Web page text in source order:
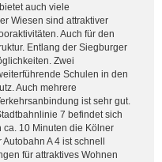
auch viele
Wiesen sind attraktiver
Auch für den
Entlang der Siegburger
Zwei
Schulen in den
Auch mehrere
ist sehr gut.
7 befindet sich
ca. 10 Minuten die Kölner
A 4 ist schnell
für attraktives Wohnen